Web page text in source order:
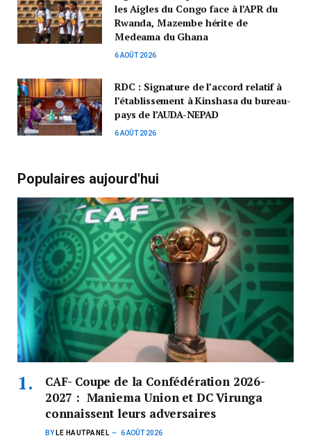
les Aigles du Congo face à l’APR du
Rwanda, Mazembe hérite de
Medeama du Ghana
6 AOÛT 2026
RDC : Signature de l’accord relatif à
l’établissement à Kinshasa du bureau-
pays de l’AUDA-NEPAD
6 AOÛT 2026
Populaires aujourd'hui
CAF- Coupe de la Confédération 2026-
2027 : Maniema Union et DC Virunga
connaissent leurs adversaires
BY LE HAUTPANEL 6 AOÛT 2026